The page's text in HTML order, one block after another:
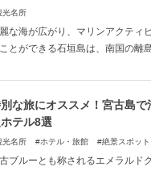
、次の旅先の参考にしてみてはい
光名所
な海が広がり、マリンアクティ
とができる石垣島は、南国の離
島です。豊かな食材の宝庫の石垣
たくさんあります。今回はせっ
食べておきたい絶品グルメを5つ
な旅にオススメ！宮古島で
テル8選
光名所 ホテル・旅館 絶景スポット
ブルーとも称されるエメラルド